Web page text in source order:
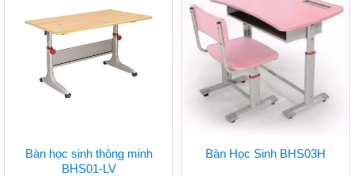
Bàn học sinh thông minh
BHS01-LV
Bàn Học Sinh BHS03H